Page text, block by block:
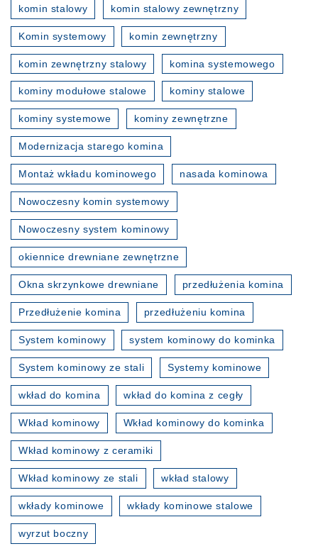
komin stalowy komin stalowy zewnętrzny
Komin systemowy komin zewnętrzny
komin zewnętrzny stalowy komina systemowego
kominy modułowe stalowe kominy stalowe
kominy systemowe kominy zewnętrzne
Modernizacja starego komina
Montaż wkładu kominowego nasada kominowa
Nowoczesny komin systemowy
Nowoczesny system kominowy
okiennice drewniane zewnętrzne
Okna skrzynkowe drewniane przedłużenia komina
Przedłużenie komina przedłużeniu komina
System kominowy system kominowy do kominka
System kominowy ze stali Systemy kominowe
wkład do komina wkład do komina z cegły
Wkład kominowy Wkład kominowy do kominka
Wkład kominowy z ceramiki
Wkład kominowy ze stali wkład stalowy
wkłady kominowe wkłady kominowe stalowe
wyrzut boczny